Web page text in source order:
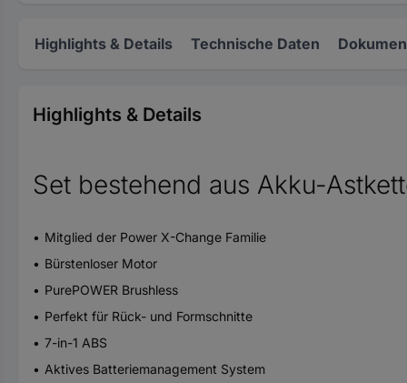
Highlights & Details Technische Daten
Highlights & Details
Set bestehend aus Akku-
Mitglied der Power X-Change Familie
Bürstenloser Motor
PurePOWER Brushless
Perfekt für Rück- und Formschnitte
7-in-1 ABS
Aktives Batteriemanagement System